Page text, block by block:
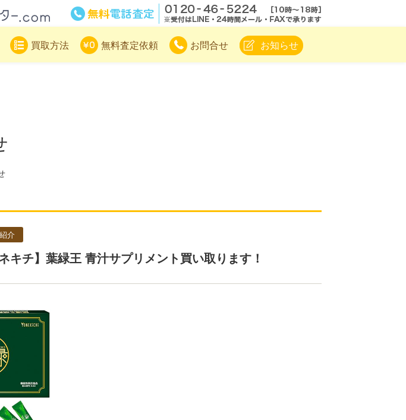
買取方法 無料査定依頼 お問合せ お知らせ
キチ】葉緑王 青汁サプリメント買い取ります！
紹介